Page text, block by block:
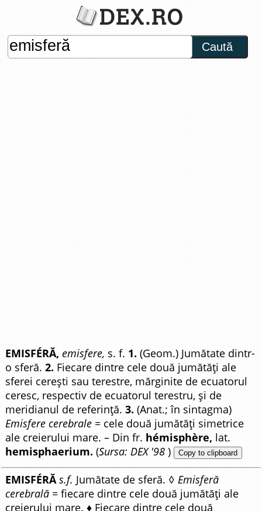
Caută
EMISFÉRĂ, emisfere, s. f. 1. (Geom.) Jumătate dintr-
o sferă.2. Fiecare dintre cele două jumătăți ale
sferei cerești sau terestre, mărginite de ecuatorul
ceresc, respectiv de ecuatorul terestru, și de
meridianul de referință.3. (Anat.; în sintagma)
Emisfere cerebrale = cele două jumătăți simetrice
ale creierului mare. – Din fr. hémisphère, lat.
hemisphaerium. (Sursa: DEX '98 ) Copy to clipboard
EMISFÉRĂ s.f. Jumătate de sferă. ◊Emisferă
cerebrală = fiecare dintre cele două jumătăți ale
creierului mare. ♦ Fiecare dintre cele două